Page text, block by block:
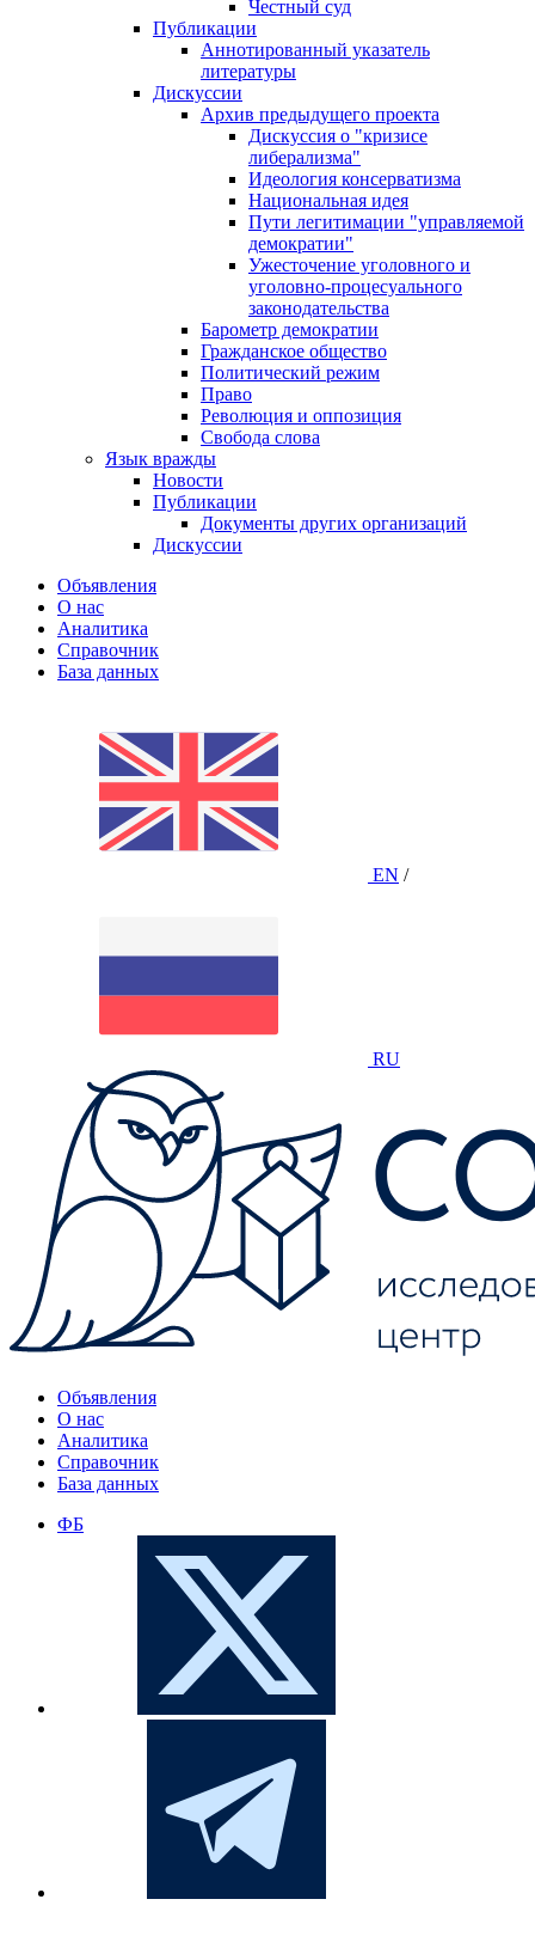
Честный суд
Публикации
Аннотированный указатель
литературы
Дискуссии
Архив предыдущего проекта
Дискуссия о "кризисе
либерализма"
Идеология консерватизма
Национальная идея
Пути легитимации "управляемой
демократии"
Ужесточение уголовного и
уголовно-процесуального
законодательства
Барометр демократии
Гражданское общество
Политический режим
Право
Революция и оппозиция
Свобода слова
Язык вражды
Новости
Публикации
Документы других организаций
Дискуссии
Объявления
О нас
Аналитика
Справочник
База данных
EN /
RU
Объявления
О нас
Аналитика
Справочник
База данных
ФБ